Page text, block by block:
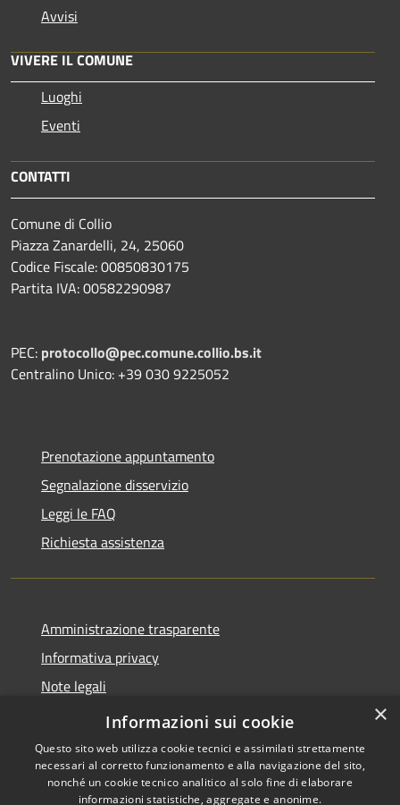
Avvisi
VIVERE IL COMUNE
Luoghi
Eventi
CONTATTI
Comune di Collio
Piazza Zanardelli, 24, 25060
Codice Fiscale: 00850830175
Partita IVA: 00582290987
PEC: protocollo@pec.comune.collio.bs.it
Centralino Unico: +39 030 9225052
Prenotazione appuntamento
Segnalazione disservizio
Leggi le FAQ
Richiesta assistenza
Amministrazione trasparente
Informativa privacy
Note legali
Dichiarazione di accessibilità
×
Informazioni sui cookie
Questo sito web utilizza cookie tecnici e assimilati strettamente
necessari al corretto funzionamento e alla navigazione del sito,
nonché un cookie tecnico analitico al solo fine di elaborare
informazioni statistiche, aggregate e anonime.